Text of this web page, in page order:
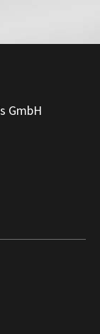
GmbH